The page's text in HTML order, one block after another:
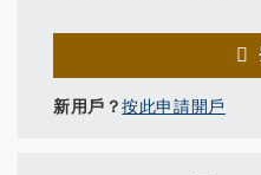
新用戶？按此申請開戶